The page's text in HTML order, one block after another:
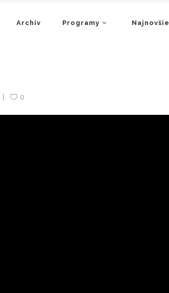
Archív Programy Najnovšie
0